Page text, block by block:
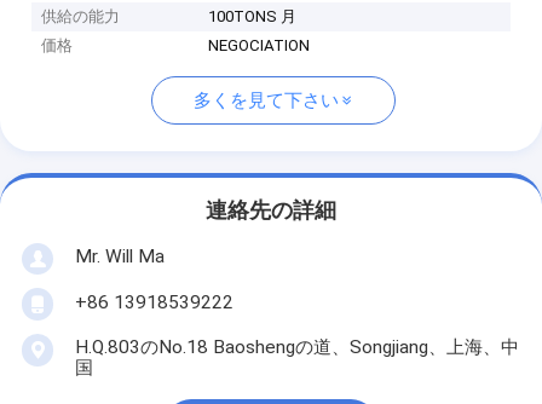
供給の能力
100TONS 月
価格
NEGOCIATION
多くを見て下さい
連絡先の詳細
Mr. Will Ma
+86 13918539222
H.Q.803のNo.18 Baoshengの道、Songjiang、上海、中
国